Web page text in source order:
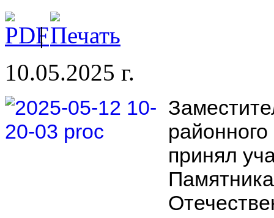
|
10.05.2025 г.
принял